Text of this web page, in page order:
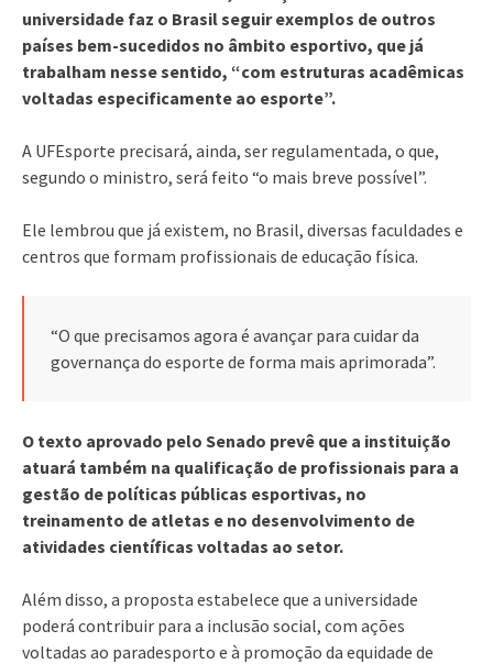
universidade faz o Brasil seguir exemplos de outros
países bem-sucedidos no âmbito esportivo, que já
trabalham nesse sentido, “com estruturas acadêmicas
voltadas especificamente ao esporte”.
A UFEsporte precisará, ainda, ser regulamentada, o que,
segundo o ministro, será feito “o mais breve possível”.
Ele lembrou que já existem, no Brasil, diversas faculdades e
centros que formam profissionais de educação física.
“O que precisamos agora é avançar para cuidar da
governança do esporte de forma mais aprimorada”.
O texto aprovado pelo Senado prevê que a instituição
atuará também na qualificação de profissionais para a
gestão de políticas públicas esportivas, no
treinamento de atletas e no desenvolvimento de
atividades científicas voltadas ao setor.
Além disso, a proposta estabelece que a universidade
poderá contribuir para a inclusão social, com ações
voltadas ao paradesporto e à promoção da equidade de